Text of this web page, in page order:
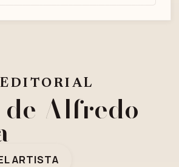
de Alfredo
ARTISTA